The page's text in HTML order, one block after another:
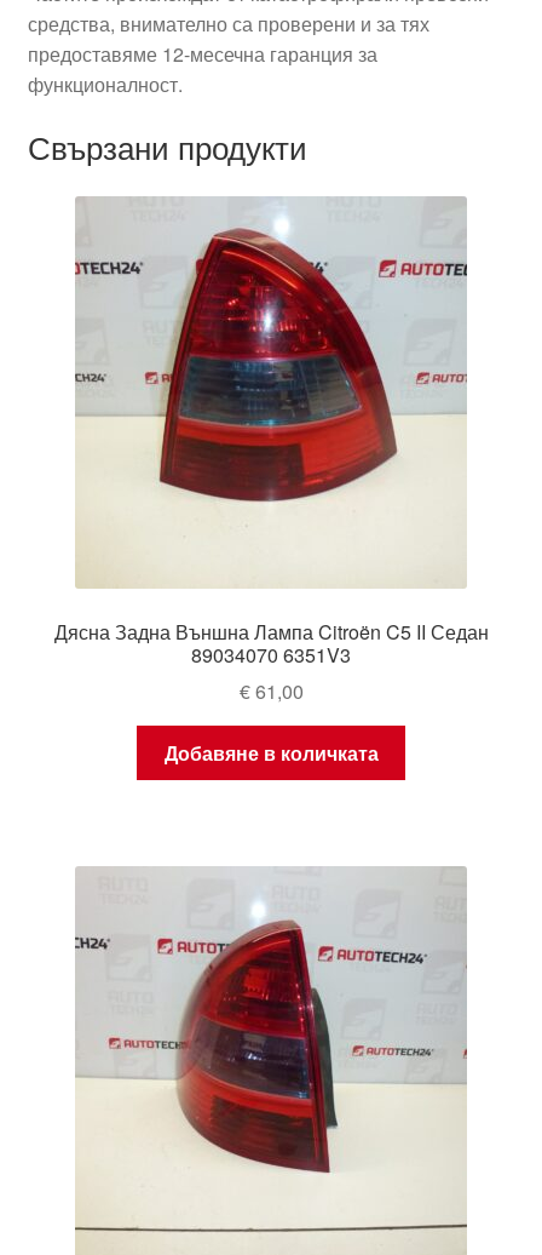
средства, внимателно са проверени и за тях
предоставяме 12-месечна гаранция за
функционалност.
Свързани продукти
Дясна Задна Външна Лампа Citroën C5 II Седан
89034070 6351V3
€61,00
Добавяне в количката